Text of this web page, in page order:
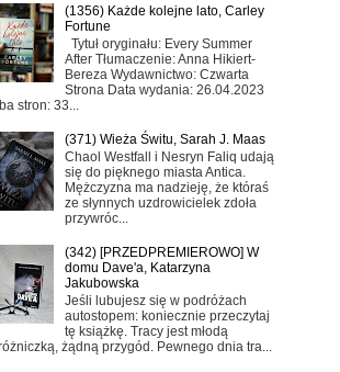
(1356) Każde kolejne lato, Carley
Fortune
Tytuł oryginału: Every Summer
After Tłumaczenie: Anna Hikiert-
Bereza Wydawnictwo: Czwarta
Strona Data wydania: 26.04.2023
stron: 33...
(371) Wieża Świtu, Sarah J. Maas
Chaol Westfall i Nesryn Faliq udają
się do pięknego miasta Antica.
Mężczyzna ma nadzieję, że któraś
ze słynnych uzdrowicielek zdoła
przywróc...
(342) [PRZEDPREMIEROWO] W
domu Dave'a, Katarzyna
Jakubowska
Jeśli lubujesz się w podróżach
autostopem: koniecznie przeczytaj
tę książkę. Tracy jest młodą
żądną przygód. Pewnego dnia tra...